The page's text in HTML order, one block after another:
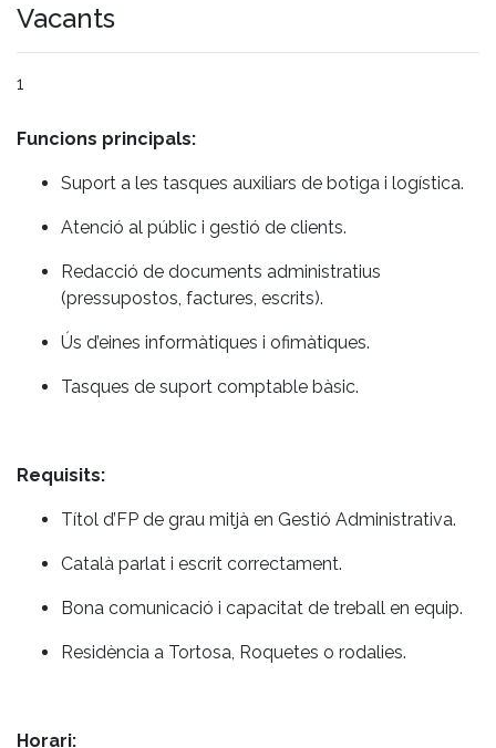
Vacants
1
Funcions principals:
Suport a les tasques auxiliars de botiga i logística.
Atenció al públic i gestió de clients.
Redacció de documents administratius
(pressupostos, factures, escrits).
Ús d’eines informàtiques i ofimàtiques.
Tasques de suport comptable bàsic.
Requisits:
Títol d’FP de grau mitjà en Gestió Administrativa.
Català parlat i escrit correctament.
Bona comunicació i capacitat de treball en equip.
Residència a Tortosa, Roquetes o rodalies.
Horari: